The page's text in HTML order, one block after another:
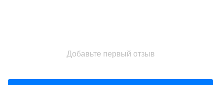
Добавьте первый отзыв